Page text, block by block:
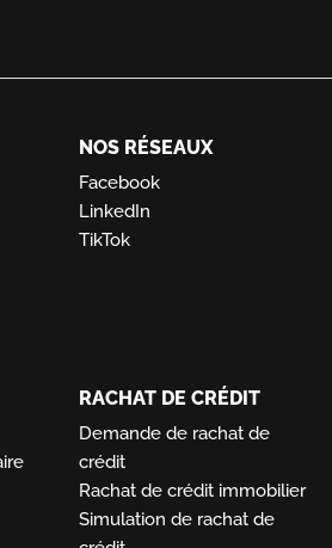
NOS RÉSEAUX
Facebook
LinkedIn
TikTok
RACHAT DE CRÉDIT
Demande de rachat de
crédit
Rachat de crédit immobilier
Simulation de rachat de